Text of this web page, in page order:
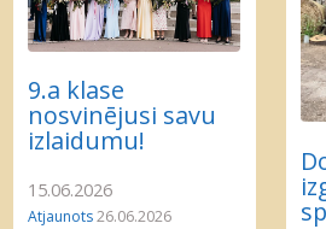
9.a klase
nosvinējusi savu
izlaidumu!
15.06.2026
Atjaunots26.06.2026